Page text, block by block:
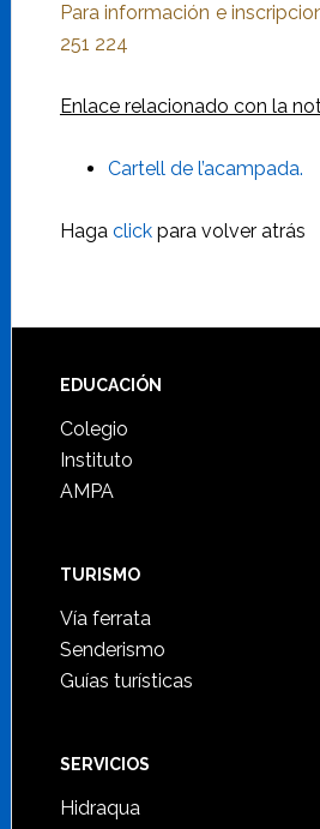
Para información e
251 224
Enlace relacionado con la
Cartell de l’acampada.
Haga clickpara volver atrás
Footer
EDUCACIÓN
Colegio
Instituto
AMPA
TURISMO
Vía ferrata
Senderismo
Guías turísticas
SERVICIOS
Hidraqua